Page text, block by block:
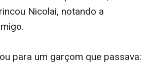
Nicolai, notando a
para um garçom que passava: